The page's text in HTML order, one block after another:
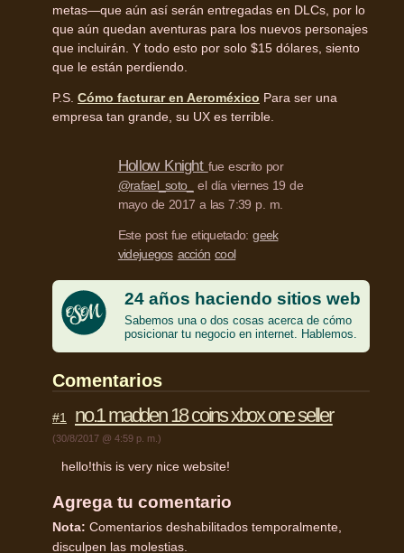
metas—que aún así serán entregadas en DLCs, por lo
que aún quedan aventuras para los nuevos personajes
que incluirán. Y todo esto por solo $15 dólares, siento
que le están perdiendo.
P.S. Cómo facturar en Aeroméxico Para ser una
empresa tan grande, su UX es terrible.
Hollow Knight fue escrito por
@rafael_soto_
el día viernes 19 de
mayo de 2017 a las 7:39 p. m.
Este post fue etiquetado:geek
videjuegos acción cool
24 años haciendo sitios web
Sabemos una o dos cosas acerca de cómo
posicionar tu negocio en internet. Hablemos.
Comentarios
#1 no.1 madden 18 coins xbox one seller
(30/8/2017 @ 4:59 p. m.)
hello!this is very nice website!
Agrega tu comentario
Nota: Comentarios deshabilitados temporalmente,
disculpen las molestias.